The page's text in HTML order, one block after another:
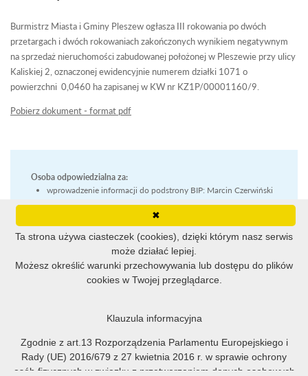
Burmistrz Miasta i Gminy Pleszew ogłasza III rokowania po dwóch
przetargach i dwóch rokowaniach zakończonych wynikiem negatywnym
na sprzedaż nieruchomości zabudowanej położonej w Pleszewie przy ulicy
Kaliskiej 2, oznaczonej ewidencyjnie numerem działki 1071 o
powierzchni 0,0460 ha zapisanej w KW nr KZ1P/00001160/9.
Pobierz dokument - format pdf
Osoba odpowiedzialna za:
wprowadzenie informacji do podstrony BIP: Marcin Czerwiński
(2017-09-27 11:21:21)
zaakceptowanie treści informacji: Marcin Czerwiński (2017-09-
27 11:21:00)
ostatnią zmianę treści wiadomości: Marcin Czerwiński (2017-
Wykaz z dnia 06.09.2017
✖
Ta strona używa ciasteczek (cookies), dzięki którym nasz serwis
może działać lepiej.
Możesz określić warunki przechowywania lub dostępu do plików
cookies w Twojej przeglądarce.
Klauzula informacyjna
Zgodnie z art.13 Rozporządzenia Parlamentu Europejskiego i
Rady (UE) 2016/679 z 27 kwietnia 2016 r. w sprawie ochrony
osób fizycznych w związku z przetwarzaniem danych osobowych